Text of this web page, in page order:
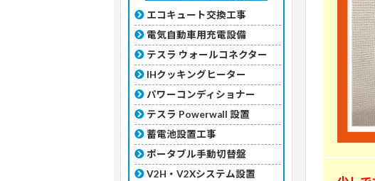
エコキュート交換工事
電気自動車用充電設備
テスラ ウォールコネクター
IHクッキングヒーター
パワーコンディショナー
テスラ Powerwall 設置
蓄電池設置工事
ポータブル手動切替盤
V2H・V2Xシステム設置